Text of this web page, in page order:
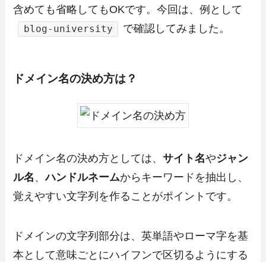
含めても省略してもOKです。今回は、例として
blog-university で確認してみました。
ドメイン名の決め方は？
ドメイン名の決め方としては、サイト名やジャン
ル名 、ハンドルネームからキーワードを抽出し、
覚えやすい文字列を作ることがポイントです。
ドメインの文字列部分は、英単語やローマ字を基
本として意味ごとにハイフンで区切るようにする